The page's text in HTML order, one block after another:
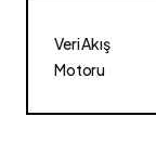
Veri Akış
Motoru